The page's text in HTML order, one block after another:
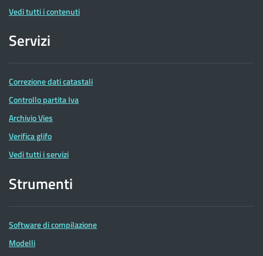
Vedi tutti i contenuti
Servizi
Correzione dati catastali
Controllo partita Iva
Archivio Vies
Verifica glifo
Vedi tutti i servizi
Strumenti
Software di compilazione
Modelli